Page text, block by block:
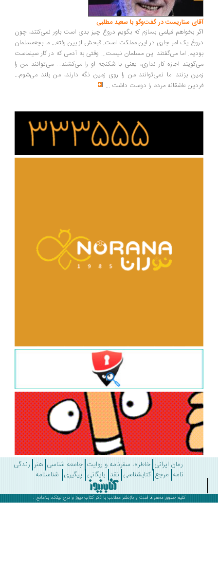
سناریست در گفت‌وگو با سعید مطلبی
بخواهم فیلمی بسازم که بگویم دروغ چیز بدی است باور نمی‌کنند، چون
یک امر جاری در این مملکت است. قبحش از بین رفته... ما بچه‌مسلمان
اما می‌گفتند این مسلمان نیست... وقتی به آدمی که در کار سینماست
اجازه کار نداری، یعنی با شکنجه او را می‌کشند... می‌توانند من را
بزنند اما نمی‌توانند من را روی زمین نگه دارند، من بلند می‌شوم...
عاشقانه مردم را دوست داشت ...
رمان ایرانی خاطره، سفرنامه و روایت جامعه شناسی هنر زندگی
مرجع کتابشناسی نقد بایگانی پیگیری شناسنامه
کلیه حقوق محفوظ است و بازنشر مطالب با ذکرکتاب نیوز و درج لینک، بلامانع .